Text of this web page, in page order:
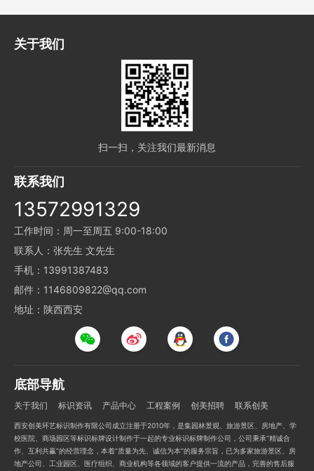
关于我们
扫一扫，关注我们最新消息
联系我们
13572991329
工作时间：周一至周五 9:00-18:00
联系人：张先生 文先生
手机：13991387483
邮件：1146809822@qq.com
地址：陕西西安
底部导航
关于我们 标识资讯 产品中心 工程案例 创美招聘 联系创美
西安创美环艺标识制作有限公司成立注册于2010年，是集园林景观、旅游景区、房地产、学
校医院、商场园区等标识标牌设计制作于一起的专业标识标牌制作公司，公司秉承“精诚合
作、互利共赢”的经营理念，本着“质量为先、诚信为本”的服务宗旨，已为多家旅游景区、房
地产公司、工业园区、医疗组织、商业机构等各领域的客户提供一流的产品，完善的售后服